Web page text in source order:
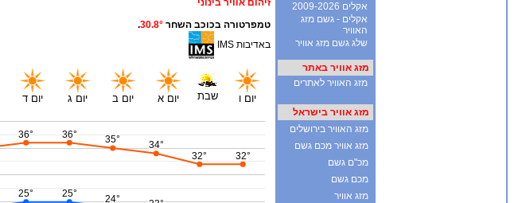
אקלים 2009-2026
אקלים - גשם מזג
האוויר
שלג גשם מזג אוויר
מזג אוויר באתר
מזג האוויר לאתרים
מזג אוויר בישראל
מזג האוויר בירושלים
מזג אוויר מכם גשם
מכ"ם גשם
מכם גשם
מזג אוויר